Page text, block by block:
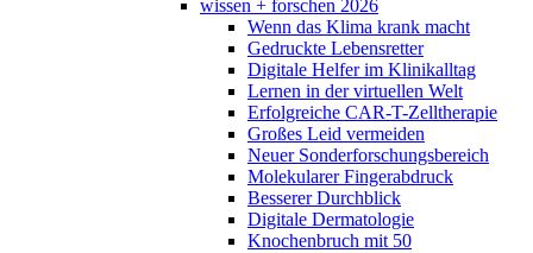
wissen + forschen 2026
Wenn das Klima krank macht
Gedruckte Lebensretter
Digitale Helfer im Klinikalltag
Lernen in der virtuellen Welt
Erfolgreiche CAR-T-Zelltherapie
Großes Leid vermeiden
Neuer Sonderforschungsbereich
Molekularer Fingerabdruck
Besserer Durchblick
Digitale Dermatologie
Knochenbruch mit 50